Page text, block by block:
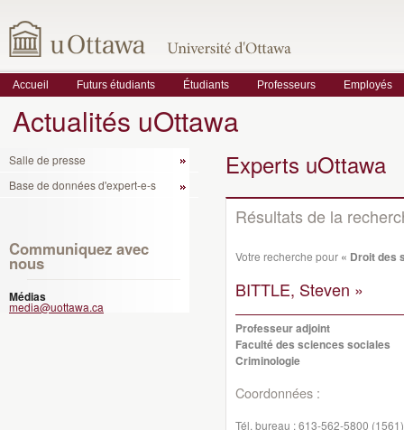
Accueil Futurs étudiants Étudiants Professeurs Employés
Actualités uOttawa
Salle de presse
Base de données d'expert-e-s
Communiquez avec
nous
Médias
media@uottawa.ca
Experts uOttawa
Résultats de la
Votre recherche pour « Droit des
BITTLE, Steven »
Professeur adjoint
Faculté des sciences sociales
Criminologie
Coordonnées :
Tél. bureau :613-562-5800 (1561)